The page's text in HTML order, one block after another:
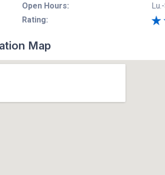
Open Hours:
Rating:
Map